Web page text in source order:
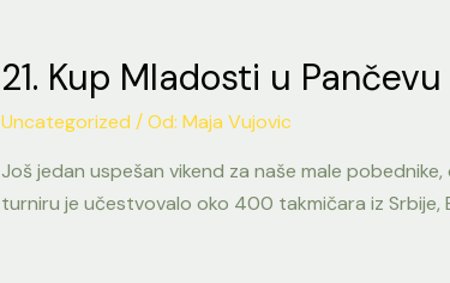
21. Kup Mladosti u Pančevu
Uncategorized / Od: Maja Vujovic
Još jedan uspešan vikend za naše male pobednike,
turniru je učestvovalo oko 400 takmičara iz Srbije,